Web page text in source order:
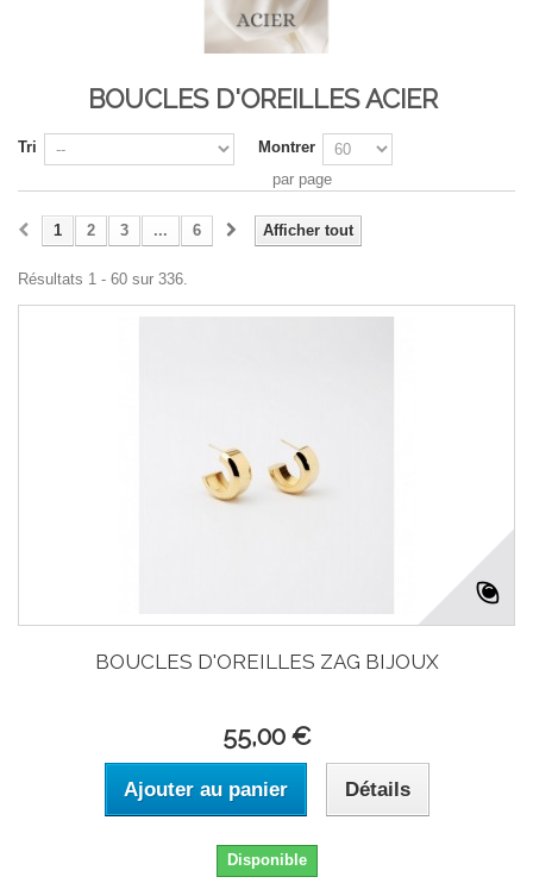
BOUCLES D'OREILLES ACIER
Tri
Montrer
par page
Afficher tout
1 2 3 ... 6
Résultats 1 - 60 sur 336.
BOUCLES D'OREILLES ZAG BIJOUX
55,00 €
Ajouter au panier Détails
Disponible